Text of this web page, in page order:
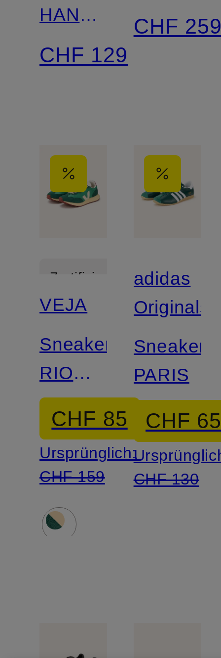
HANDBALL
SPEZIAL
CHF 129
LOW
CZ
CHF
Zertifiziert
VEJA
Sneaker
RIO
BRANCO
II LITE
CHF 85
Ursprünglich:
CHF 159
adidas
Originals
Sneaker
PARIS
CHF
CHF 130